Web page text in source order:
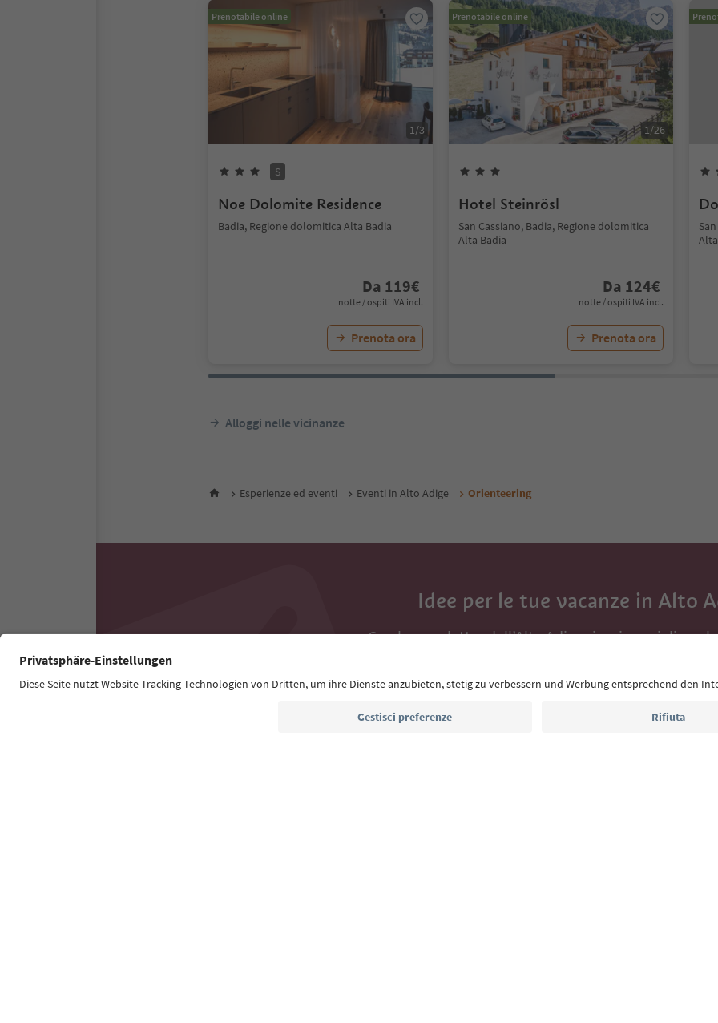
Prenotabile online
1 /3
S
Noe Dolomite Residence
Badia, Regione dolomitica Alta Badia
Da 119€
notte / ospiti IVA incl.
Prenota ora
Prenotabile online
1/26
Hotel Steinrösl
San Cassiano, Badia, Regione dolomitica
Alta Badia
Da 124€
notte / ospiti IVA incl.
Prenota ora
Alloggi nelle vicinanze
Esperienze ed eventi Eventi in Alto Adige Orienteering
Idee per le tue vacanze in Alto
Con la newsletter dell’Alto Adige ricevi consigli per
Indirizzo e-mail*